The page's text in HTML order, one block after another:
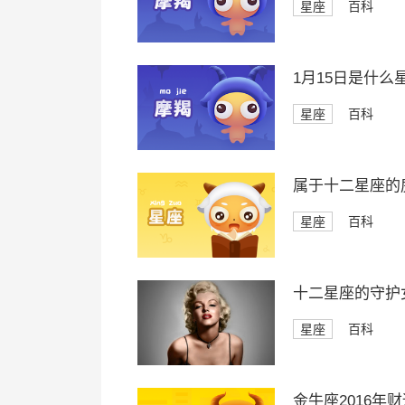
星座 百科
1月15日是什么
星座 百科
属于十二星座的
星座 百科
十二星座的守护
星座 百科
金牛座2016年